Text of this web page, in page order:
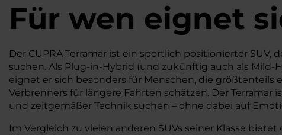
Für wen eignet
Der CUPRA Terramar ist ein sportlich positionierter
suchen. Als Plug-in-Hybrid (und zukünftig auch als
eignet er sich besonders für Menschen, die
Verbrenners für längere Fahrten schätzen. Der
und zeitgemäßer Technik suchen – ohne dabei auf
Im Vergleich zu vielen anderen SUVs seiner Klasse